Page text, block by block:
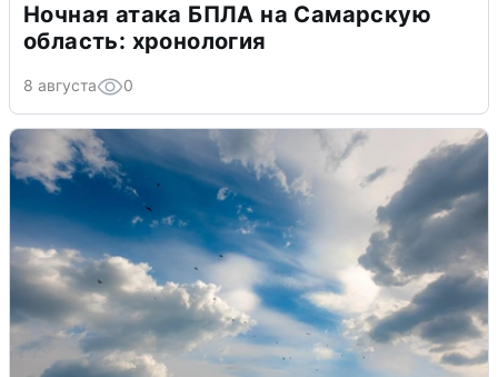
Ночная атака БПЛА на Самарскую
область: хронология
8 августа 0